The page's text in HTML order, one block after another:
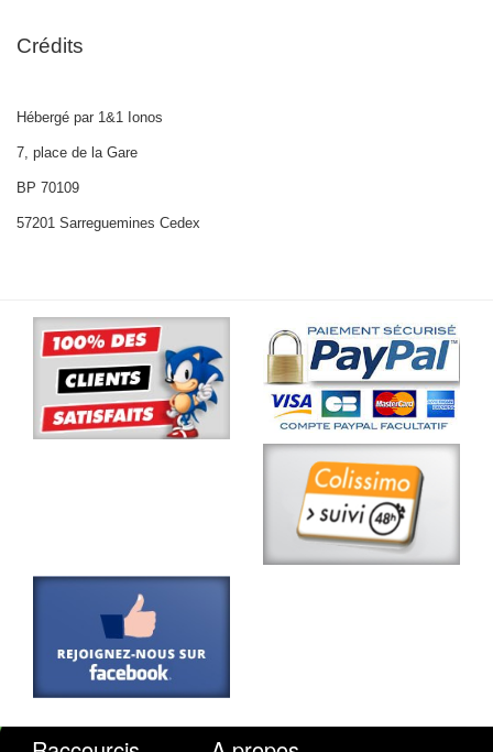
Crédits
Hébergé par 1&1 Ionos
7, place de la Gare
BP 70109
57201 Sarreguemines Cedex